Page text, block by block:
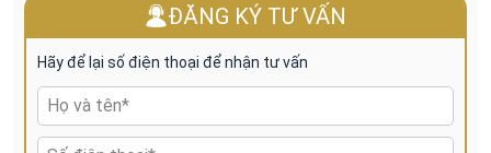
ĐĂNG KÝ TƯ VẤN
Hãy để lại số điện thoại để nhận tư vấn